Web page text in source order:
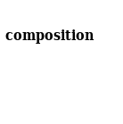
composition